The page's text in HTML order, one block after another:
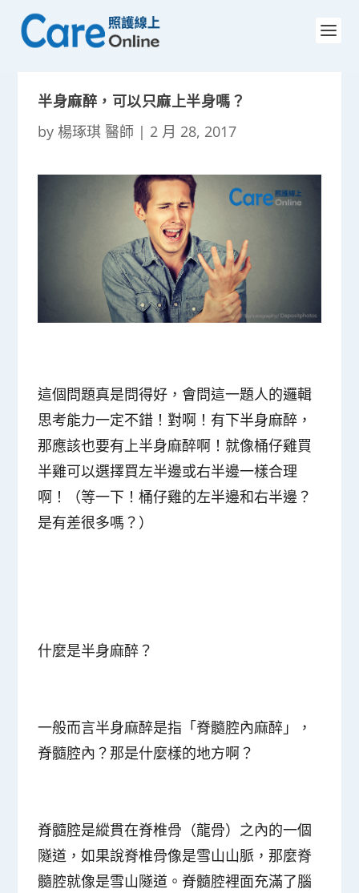
半身麻醉，可以只麻上半身嗎？
by楊琢琪 醫師 | 2 月 28, 2017
這個問題真是問得好，會問這一題人的邏輯
思考能力一定不錯！對啊！有下半身麻醉，
那應該也要有上半身麻醉啊！就像桶仔雞買
半雞可以選擇買左半邊或右半邊一樣合理
啊！（等一下！桶仔雞的左半邊和右半邊？
是有差很多嗎？）
什麼是半身麻醉？
一般而言半身麻醉是指「脊髓腔內麻醉」，
脊髓腔內？那是什麼樣的地方啊？
脊髓腔是縱貫在脊椎骨（龍骨）之內的一個
隧道，如果說脊椎骨像是雪山山脈，那麼脊
髓腔就像是雪山隧道。脊髓腔裡面充滿了腦